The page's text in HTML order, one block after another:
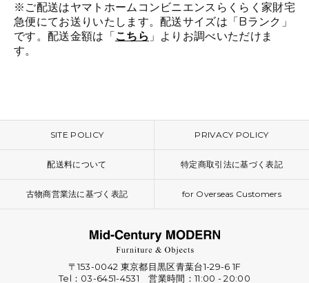
※ご配送はヤマトホームコンビニエンスらくらく家財宅
急便にてお送りいたします。配送サイズは「Bランク」
です。配送金額は「 こちら 」よりお調べいただけま
す。
SITE POLICY PRIVACY POLICY
配送料について 特定商取引法に基づく表記
古物商営業法に基づく表記 for Overseas Customers
〒153-0042 東京都目黒区青葉台1-29-6 1F
Tel：03-6451-4531 営業時間：11:00 - 20:00